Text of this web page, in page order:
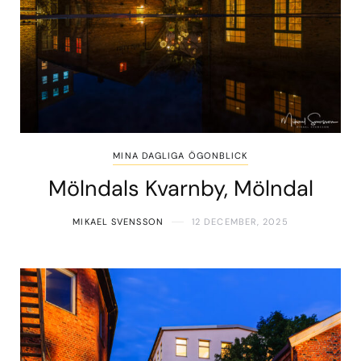
MINA DAGLIGA ÖGONBLICK
Mölndals Kvarnby, Mölndal
MIKAEL SVENSSON 12 DECEMBER, 2025